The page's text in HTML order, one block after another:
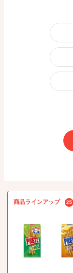
商品ラインアップ 25